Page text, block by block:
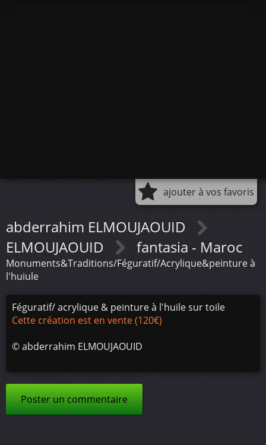
ajouter à vos favoris
abderrahim ELMOUJAOUID
ELMOUJAOUID
fantasia - Maroc
Monuments&Traditions/Féguratif/Acrylique&peinture à
l'huiule
Féguratif/ acrylique & peinture à l'huile sur toile
Cette création est en vente (120€)
©abderrahim ELMOUJAOUID
Poster un commentaire